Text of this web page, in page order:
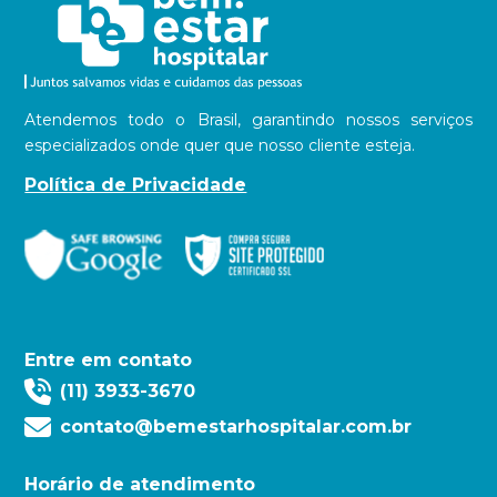
Atendemos todo o Brasil, garantindo nossos serviços
especializados onde quer que nosso cliente esteja.
Política de Privacidade
Entre em contato
(11) 3933-3670
contato@bemestarhospitalar.com.br
Horário de atendimento